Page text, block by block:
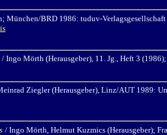
München/BRD 1986: tuduv-
/ Ingo Mörth (Herausgeber), 11. Jg., Heft 3
Ziegler (Herausgeber), Linz/AUT 1989:
/ Ingo Mörth, Helmut Kuzmics (Herausgeber);